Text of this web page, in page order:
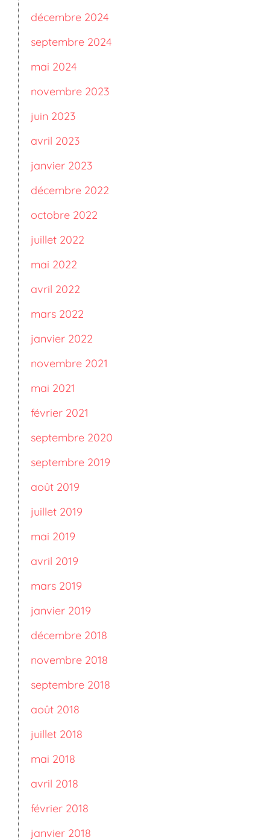
décembre 2024
septembre 2024
mai 2024
novembre 2023
juin 2023
avril 2023
janvier 2023
décembre 2022
octobre 2022
juillet 2022
mai 2022
avril 2022
mars 2022
janvier 2022
novembre 2021
mai 2021
février 2021
septembre 2020
septembre 2019
août 2019
juillet 2019
mai 2019
avril 2019
mars 2019
janvier 2019
décembre 2018
novembre 2018
septembre 2018
août 2018
juillet 2018
mai 2018
avril 2018
février 2018
janvier 2018